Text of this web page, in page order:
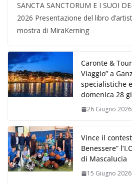
SANCTA SANCTORUM E I SUOI
2026 Presentazione del libro
mostra di MiraKerning
Caronte &
Viaggio” a
specialistiche
domenica 28
26 Giugno 2026
Vince il
Benessere”
di Mascalucia
15 Giugno 2026